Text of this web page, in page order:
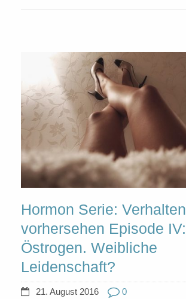
Hormon Serie: Verhalten
vorhersehen Episode IV:
Östrogen. Weibliche
Leidenschaft?
21. August 2016
0